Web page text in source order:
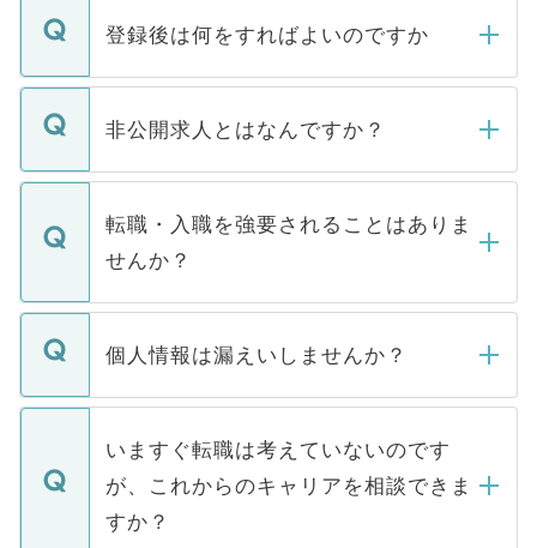
登録後は何をすればよいのですか
ご登録いただきましたら、弊社担当者がご
登録内容を確認し、その後メールもしくは
ます。通常、5営業日以内にはご連絡をせて
いただきますので、しばらくお待ちくださ
非公開求人とはなんですか？
マイナビDOCTORで取り扱っている求人の
うち約3割は、Webサイトからご覧いただ
けない「非公開求人」です。非公開求人は
下記の理由によって、一般には公開してい
ません。
■応募殺到を避けるため 人気のある医療機
関を公にしてしまうと、応募が殺到する場
に、医療機関が求める条件に合った人材の
みを人材紹介会社に依頼するケースが増え
ています。
転職・入職を強要されることはありま
せんか？
転職・入職を強要することは一切ありませ
ん。また、仮に応募先から内定をいただい
定を承諾する必要はありません。内定先へ
の辞退の連絡はキャリアパートナーが行い
個人情報は漏えいしませんか？
個人情報が漏えいすることはありませんの
で、ご安心ください。当サイトからの登録
などで収集したご登録者様の個人情報は、
ご本人のキャリアアップおよび転職活動の
支援を目的に使用いたします。お預かりし
いますぐ転職は考えていないのです
が、これからのキャリアを相談できま
すか？